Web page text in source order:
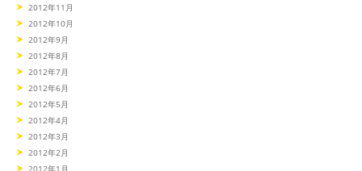
2012年11月
2012年10月
2012年9月
2012年8月
2012年7月
2012年6月
2012年5月
2012年4月
2012年3月
2012年2月
2012年1月